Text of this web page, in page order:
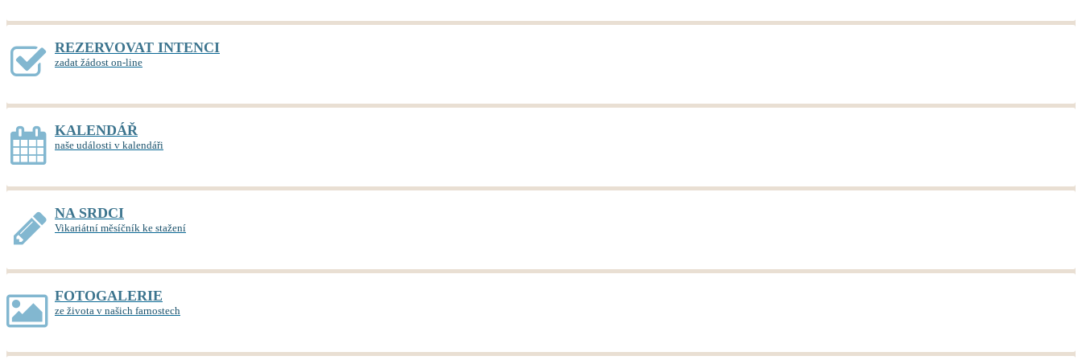
REZERVOVAT INTENCI
zadat žádost on-line
KALENDÁŘ
naše události v kalendáři
NA SRDCI
Vikariátní měsíčník ke stažení
FOTOGALERIE
ze života v našich farnostech